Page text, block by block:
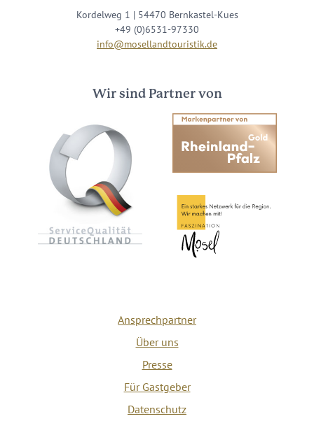
Kordelweg 1 | 54470 Bernkastel-Kues
+49 (0)6531-97330
info@mosellandtouristik.de
Wir sind Partner von
Ansprechpartner
Über uns
Presse
Für Gastgeber
Datenschutz